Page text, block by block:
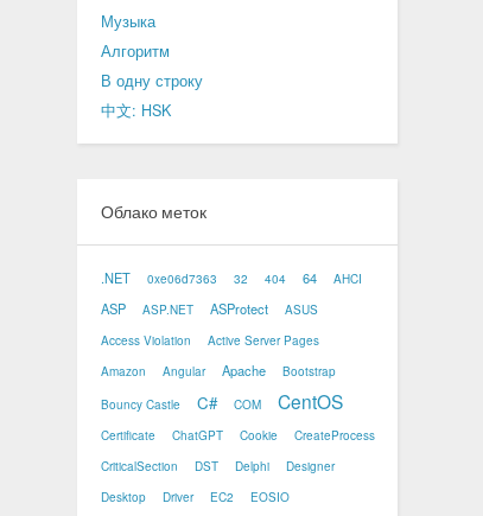
Музыка
Алгоритм
В одну строку
中文: HSK
Облако меток
.NET 0xe06d7363 32 404 64 AHCI
ASP ASP.NET ASProtect
ASUS
Access Violation
Active Server Pages
Amazon
Angular Apache
Bootstrap
Bouncy Castle
C# COM CentOS
Certificate ChatGPT Cookie
CreateProcess
CriticalSection
DST Delphi
Designer
Desktop
Driver EC2
EOSIO